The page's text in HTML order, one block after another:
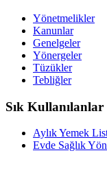
Yönetmelikler
Kanunlar
Genelgeler
Yönergeler
Tüzükler
Tebliğler
Sık Kullanılanlar
Aylık Yemek
Evde Sağlık